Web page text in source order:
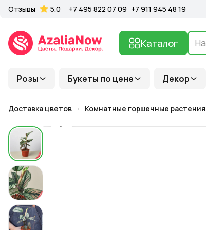
Розы Букеты по цене Декор
Каталог
Отзывы 5.0 +7 495 822 07 09 +7 911 945 48 19
Доставка цветов Комнатные горшечные растения